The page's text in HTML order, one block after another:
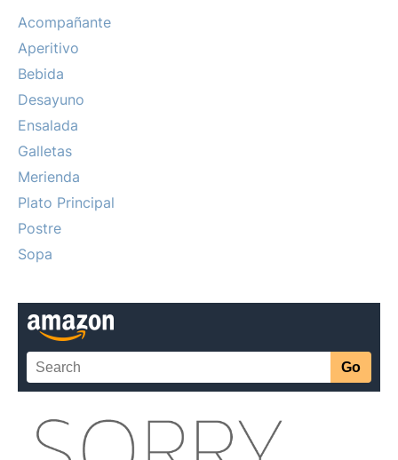
Acompañante
Aperitivo
Bebida
Desayuno
Ensalada
Galletas
Merienda
Plato Principal
Postre
Sopa